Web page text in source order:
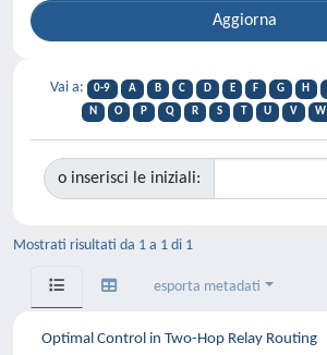
Vai a: 0-9 A B C D E F G H
N
O P Q R S T U V W
o inserisci le iniziali:
Mostrati risultati da 1 a 1 di 1
esporta metadati
Optimal Control in Two-Hop Relay Routing